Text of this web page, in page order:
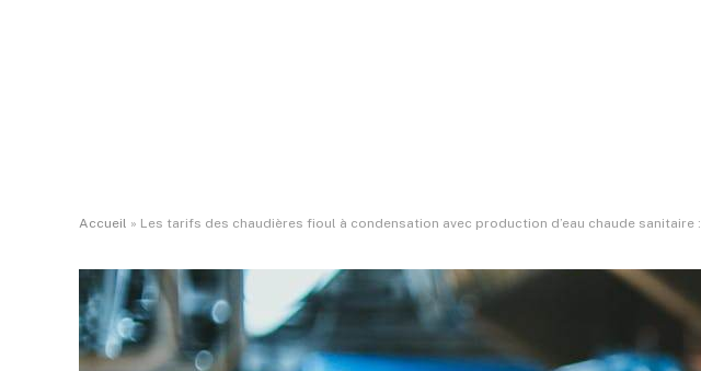
Accueil » Les tarifs des chaudières fioul à condensation avec production d’eau chaude